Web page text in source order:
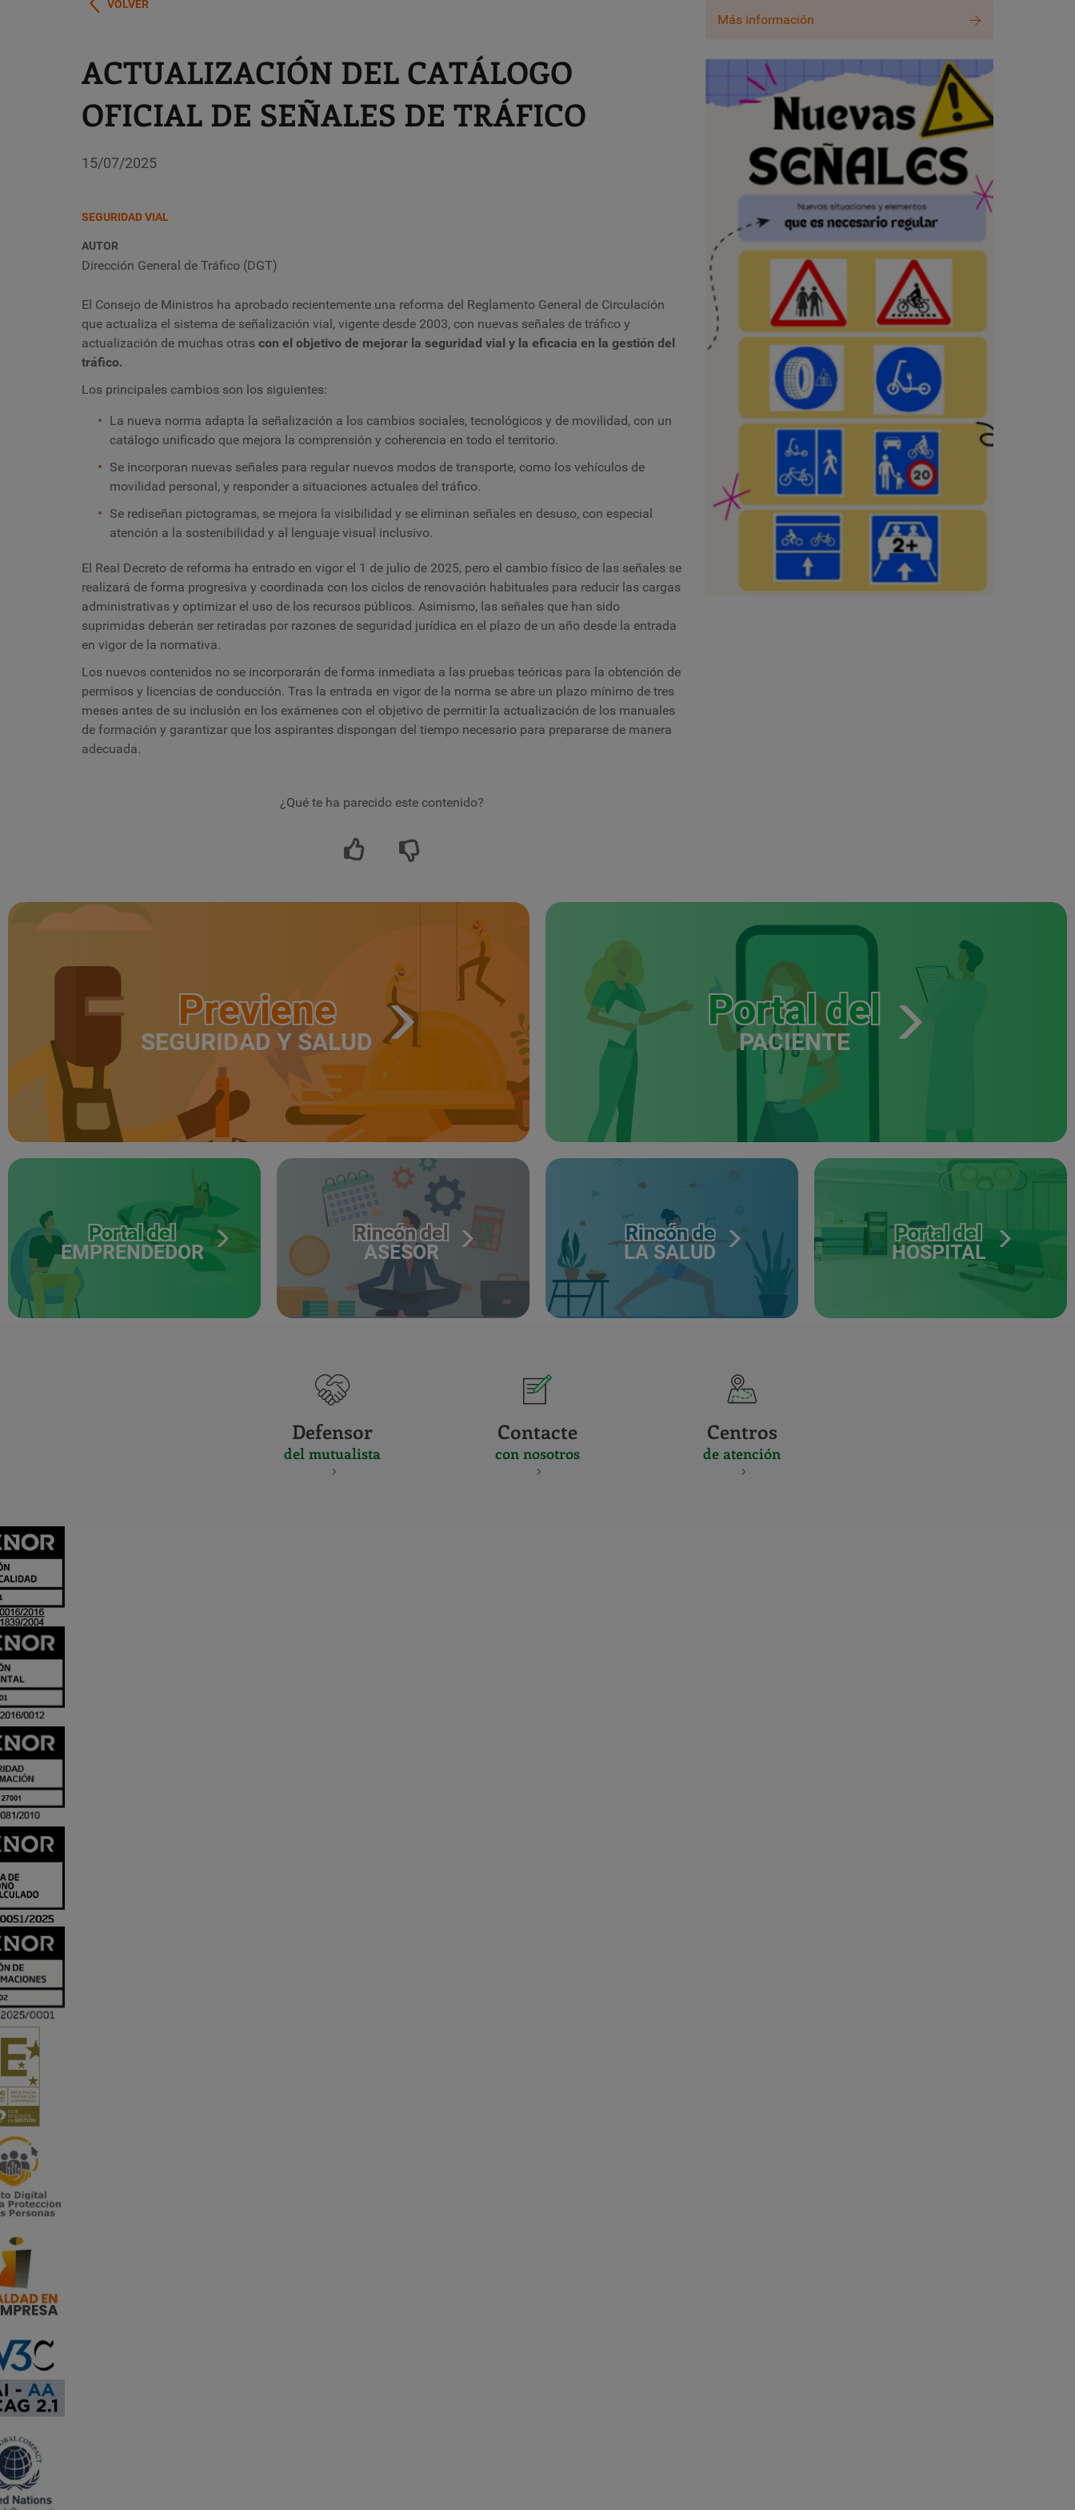
VOLVER
ACTUALIZACIÓN DEL CATÁLOGO
OFICIAL DE SEÑALES DE TRÁFICO
15/07/2025
SEGURIDAD VIAL
AUTOR
Dirección General de Tráfico (DGT)
El Consejo de Ministros ha aprobado recientemente una reforma del Reglamento General de Circulación
que actualiza el sistema de señalización vial, vigente desde 2003, con nuevas señales de tráfico y
actualización de muchas otras con el objetivo de mejorar la seguridad vial y la eficacia en la gestión del
tráfico.
Los principales cambios son los siguientes:
La nueva norma adapta la señalización a los cambios sociales, tecnológicos y de movilidad, con un
catálogo unificado que mejora la comprensión y coherencia en todo el territorio.
Se incorporan nuevas señales para regular nuevos modos de transporte, como los vehículos de
movilidad personal, y responder a situaciones actuales del tráfico.
Se rediseñan pictogramas, se mejora la visibilidad y se eliminan señales en desuso, con especial
atención a la sostenibilidad y al lenguaje visual inclusivo.
El Real Decreto de reforma ha entrado en vigor el 1 de julio de 2025, pero el cambio físico de las señales se
realizará de forma progresiva y coordinada con los ciclos de renovación habituales para reducir las cargas
administrativas y optimizar el uso de los recursos públicos. Asimismo, las señales que han sido
suprimidas deberán ser retiradas por razones de seguridad jurídica en el plazo de un año desde la entrada
en vigor de la normativa.
Los nuevos contenidos no se incorporarán de forma inmediata a las pruebas teóricas para la obtención de
permisos y licencias de conducción. Tras la entrada en vigor de la norma se abre un plazo mínimo de tres
meses antes de su inclusión en los exámenes con el objetivo de permitir la actualización de los manuales
de formación y garantizar que los aspirantes dispongan del tiempo necesario para prepararse de manera
adecuada.
¿Qué te ha parecido este contenido?
Más información
Previene
SEGURIDAD Y SALUD
Portal del
PACIENTE
Portal del
EMPRENDEDOR
Rincón del
ASESOR
Rincón de
LA SALUD
Portal del
HOSPITAL
Defensor
del mutualista
Contacte
con nosotros
Centros
de atención